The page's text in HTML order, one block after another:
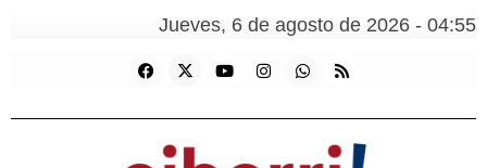
Jueves, 6 de agosto de 2026 - 04:55